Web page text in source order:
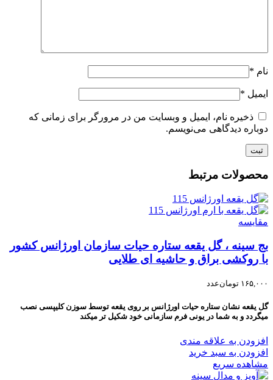
نام *
ایمیل *
ذخیره نام، ایمیل و وبسایت من در مرورگر برای زمانی که
دوباره دیدگاهی می‌نویسم.
محصولات مرتبط
مقایسه
بج سینه ، گل یقعه ستاره حیات سازمان اورژانس کشور
با روکشی براق و حاشیه ای طلایی
۱۶۵,۰۰۰ تومانعدد
گل یقعه نشان ستاره حیات اورژانس بر روی یقعه توسط سوزن کلیپسی نصب
میگردد و به شما در یونی فرم سازمانی خود شکیل تر میکند
افزودن به علاقه مندی
افزودن به سبد خرید
مشاهده سریع